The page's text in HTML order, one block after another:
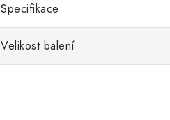
Specifikace
Velikost balení